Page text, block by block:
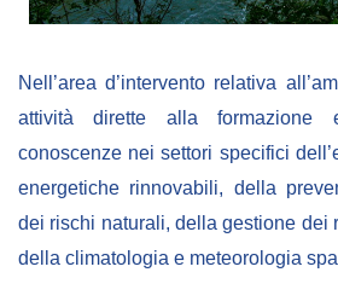
Empowerment socio-
EUROsociAL
EL PAcCTO
EUROFRONT
COPOLAD III
Nell’area d’intervento relativa
attività dirette alla
conoscenze nei settori specifici
energetiche rinnovabili, della
dei rischi naturali, della gestione dei
della climatologia e meteorologia